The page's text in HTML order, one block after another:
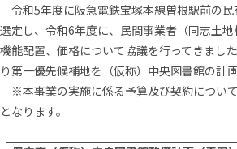
令和5年度に阪急電鉄宝塚本線曽根駅前の
選定し、令和6年度に、民間事業者（同志土
機能配置、価格について協議を行ってきまし
り第一優先候補地を（仮称）中央図書館の計
※本事業の実施に係る予算及び契約につい
となります。